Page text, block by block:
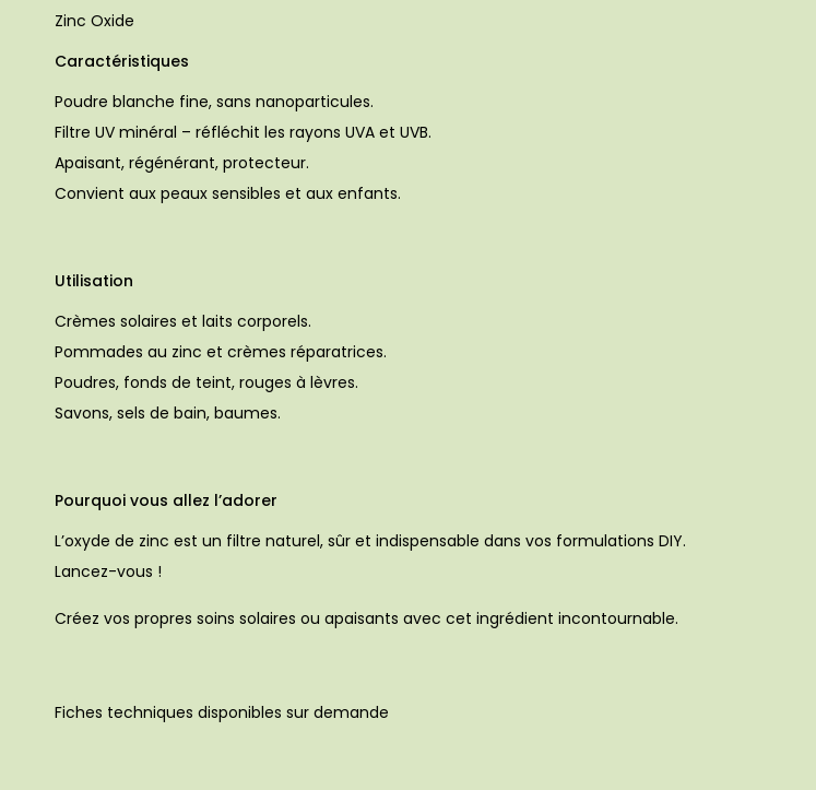
Zinc Oxide
Caractéristiques
Poudre blanche fine, sans nanoparticules.
Filtre UV minéral – réfléchit les rayons UVA et UVB.
Apaisant, régénérant, protecteur.
Convient aux peaux sensibles et aux enfants.
Utilisation
Crèmes solaires et laits corporels.
Pommades au zinc et crèmes réparatrices.
Poudres, fonds de teint, rouges à lèvres.
Savons, sels de bain, baumes.
Pourquoi vous allez l’adorer
L’oxyde de zinc est un filtre naturel, sûr et indispensable dans vos formulations DIY.
Lancez-vous !
Créez vos propres soins solaires ou apaisants avec cet ingrédient incontournable.
Fiches techniques disponibles sur demande